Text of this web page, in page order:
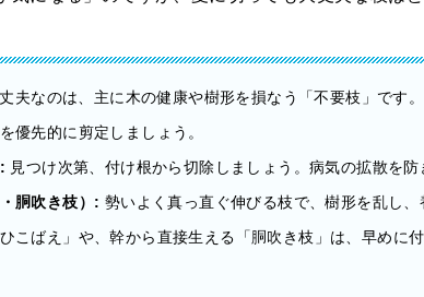
夫なのは、主に木の健康や樹形を損なう「不要枝」です。
優先的に剪定しましょう。
見つけ次第、付け根から切除しましょう。病気の拡散を防
胴吹き枝）: 勢いよく真っ直ぐ伸びる枝で、樹形を乱し、
こばえ」や、幹から直接生える「胴吹き枝」は、早めに